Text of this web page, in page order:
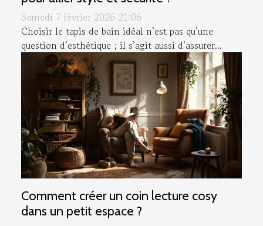
Samedi 7 février 2026 21:06
Choisir le tapis de bain idéal n’est pas qu’une
question d’esthétique ; il s’agit aussi d’assurer...
Comment créer un coin lecture cosy
dans un petit espace ?